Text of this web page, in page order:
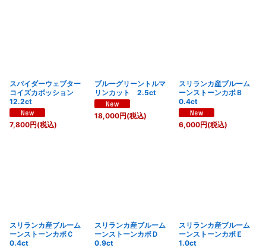
スパイダーウェブター
コイズカボッション
12.2ct
7,800円(税込)
ブルーグリーントルマ
リンカット 2.5ct
18,000円(税込)
スリランカ産ブルーム
ーンストーンカボＢ
0.4ct
6,000円(税込)
スリランカ産ブルーム
ーンストーンカボＣ
0.4ct
スリランカ産ブルーム
ーンストーンカボＤ
0.9ct
スリランカ産ブルーム
ーンストーンカボＥ
1.0ct